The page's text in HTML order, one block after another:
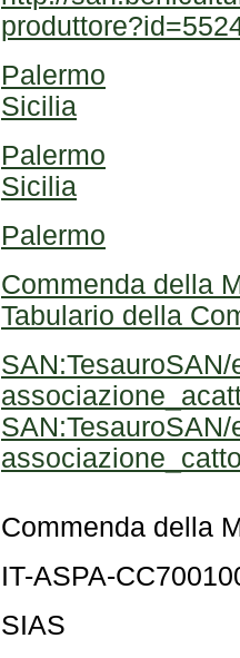
Palermo
Sicilia
Palermo
Sicilia
Palermo
Commenda della
Tabulario della
Commenda della
IT-ASPA-
SIAS